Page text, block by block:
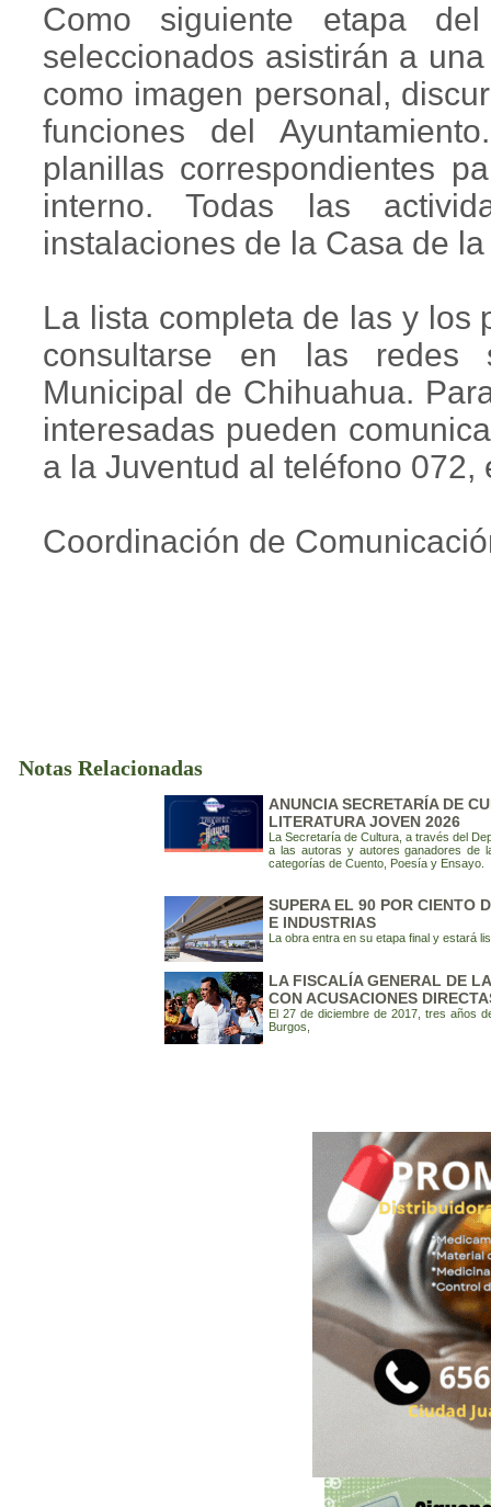
Como siguiente etapa
seleccionados asistirán a
como imagen personal,
funciones del
planillas correspondientes
interno. Todas las
instalaciones de la Casa de
La lista completa de las y los
consultarse en las redes
Municipal de Chihuahua.
interesadas pueden
a la Juventud al teléfono
Coordinación de
Notas Relacionadas
ANUNCIA SECRETARÍA DE
LITERATURA JOVEN 2026
La Secretaría de Cultura, a través del
a las autoras y autores ganadores de
categorías de Cuento, Poesía y Ensayo.
SUPERA EL 90 POR CIENTO
E INDUSTRIAS
La obra entra en su etapa final y estará
LA FISCALÍA GENERAL DE
CON ACUSACIONES
El 27 de diciembre de 2017, tres años
Burgos,